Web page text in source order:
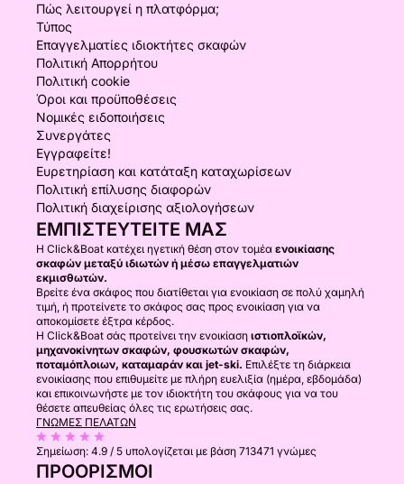
Πώς λειτουργεί η πλατφόρμα;
Τύπος
Επαγγελματίες ιδιοκτήτες σκαφών
Πολιτική Απορρήτου
Πολιτική cookie
Όροι και προϋποθέσεις
Νομικές ειδοποιήσεις
Συνεργάτες
Εγγραφείτε!
Ευρετηρίαση και κατάταξη καταχωρίσεων
Πολιτική επίλυσης διαφορών
Πολιτική διαχείρισης αξιολογήσεων
ΕΜΠΙΣΤΕΥΤΕΊΤΕ ΜΑΣ
Η Click&Boat κατέχει ηγετική θέση στον τομέα ενοικίασης
σκαφών μεταξύ ιδιωτών ή μέσω επαγγελματιών
εκμισθωτών.
Βρείτε ένα σκάφος που διατίθεται για ενοικίαση σε πολύ χαμηλή
τιμή, ή προτείνετε το σκάφος σας προς ενοικίαση για να
αποκομίσετε έξτρα κέρδος.
Η Click&Boat σάς προτείνει την ενοικίαση ιστιοπλοϊκών,
μηχανοκίνητων σκαφών, φουσκωτών σκαφών,
ποταμόπλοιων, καταμαράν και jet-ski. Επιλέξτε τη διάρκεια
ενοικίασης που επιθυμείτε με πλήρη ευελιξία (ημέρα, εβδομάδα)
και επικοινωνήστε με τον ιδιοκτήτη του σκάφους για να του
θέσετε απευθείας όλες τις ερωτήσεις σας.
ΓΝΏΜΕΣ ΠΕΛΑΤΏΝ
Σημείωση: 4.9 / 5 υπολογίζεται με βάση 713471 γνώμες
ΠΡΟΟΡΙΣΜΟΊ